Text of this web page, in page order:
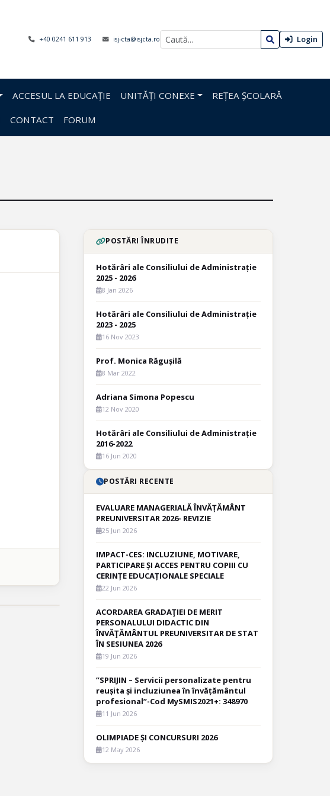
+40 0241 611 913 isj-cta@isjcta.ro Login
ACCESUL LA EDUCAȚIE UNITĂȚI CONEXE REȚEA ȘCOLARĂ
CONTACT FORUM
POSTĂRI ÎNRUDITE
Hotărâri ale Consiliului de Administrație
2025 - 2026
8 Jan 2026
Hotărâri ale Consiliului de Administrație
2023 - 2025
16 Nov 2023
Prof. Monica Răgușilă
8 Mar 2022
Adriana Simona Popescu
12 Nov 2020
Hotărâri ale Consiliului de Administrație
2016-2022
16 Jun 2020
POSTĂRI RECENTE
EVALUARE MANAGERIALĂ ÎNVĂȚĂMÂNT
PREUNIVERSITAR 2026- REVIZIE
25 Jun 2026
IMPACT-CES: INCLUZIUNE, MOTIVARE,
PARTICIPARE ȘI ACCES PENTRU COPIII CU
CERINȚE EDUCAȚIONALE SPECIALE
22 Jun 2026
ACORDAREA GRADAŢIEI DE MERIT
PERSONALULUI DIDACTIC DIN
ÎNVĂŢĂMÂNTUL PREUNIVERSITAR DE STAT
ÎN SESIUNEA 2026
19 Jun 2026
”SPRIJIN – Servicii personalizate pentru
reușita și incluziunea în învățământul
profesional”-Cod MySMIS2021+: 348970
11 Jun 2026
OLIMPIADE ȘI CONCURSURI 2026
12 May 2026